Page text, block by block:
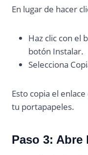
En lugar de hacer
Haz clic con el
botón Instalar.
Selecciona
Esto copia el
tu portapapeles.
Paso 3: